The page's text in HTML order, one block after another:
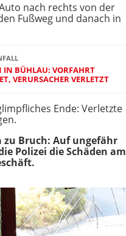
nach rechts von der
Fußweg und danach in
IN BÜHLAU: VORFAHRT
VERURSACHER VERLETZT
Ende: Verletzte
zu Bruch: Auf ungefähr
Polizei die Schäden am